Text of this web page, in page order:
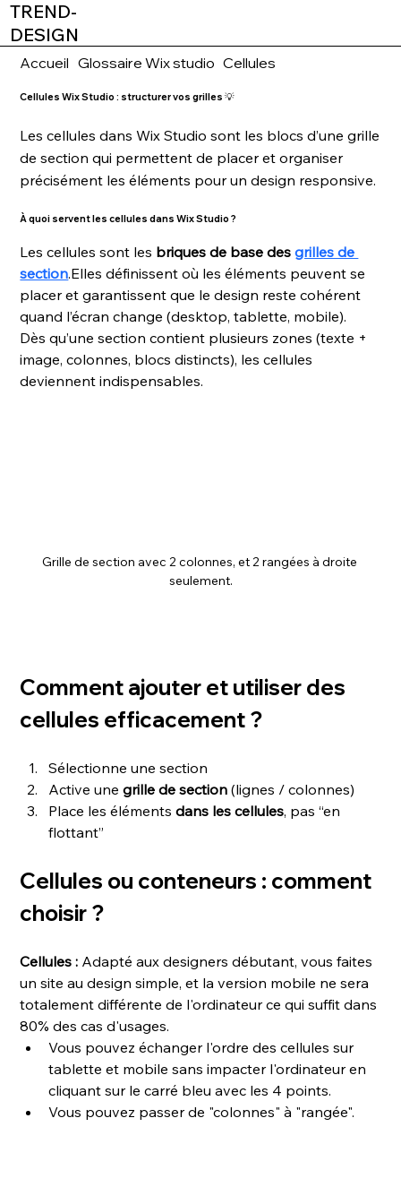
TREND-
DESIGN
Accueil Glossaire Wix studio Cellules
Cellules Wix Studio : structurer vos grilles 💡
Les cellules dans Wix Studio sont les blocs d’une grille
de section qui permettent de placer et organiser
précisément les éléments pour un design responsive.
À quoi servent les cellules dans Wix Studio ?
Les cellules sont les briques de base des grilles de
section.Elles définissent où les éléments peuvent se
placer et garantissent que le design reste cohérent
quand l’écran change (desktop, tablette, mobile).
Dès qu’une section contient plusieurs zones (texte +
image, colonnes, blocs distincts), les cellules
deviennent indispensables.
Grille de section avec 2 colonnes, et 2 rangées à droite
seulement.
Comment ajouter et utiliser des
cellules efficacement ?
Sélectionne une section
Active une grille de section (lignes / colonnes)
Place les éléments dans les cellules, pas “en
flottant”
Cellules ou conteneurs : comment
choisir ?
Cellules : Adapté aux designers débutant, vous faites
un site au design simple, et la version mobile ne sera
totalement différente de l'ordinateur ce qui suffit dans
80% des cas d'usages.
Vous pouvez échanger l'ordre des cellules sur
tablette et mobile sans impacter l'ordinateur en
cliquant sur le carré bleu avec les 4 points.
Vous pouvez passer de "colonnes" à "rangée".